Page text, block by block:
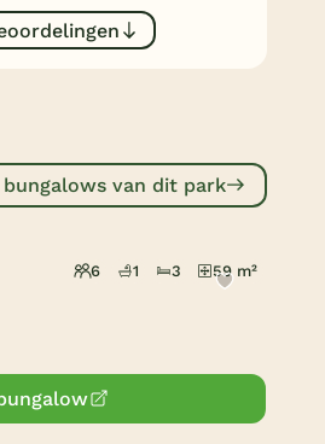
van dit park
6 1 3 59 m²